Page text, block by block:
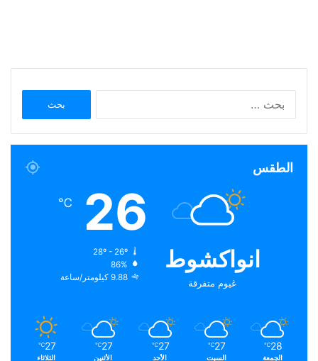
الطقس
انواكشوط
غيوم متفرقة
26
℃
28º - 26º
86%
9.88 كيلومتر/ساعة
28
℃
الجمعة
27
℃
السبت
27
℃
الأحد
27
℃
الأثنين
27
℃
الثلاثاء